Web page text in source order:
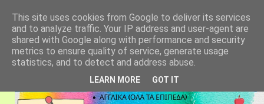
This site uses cookies from Google to deliver its services
and to analyze traffic. Your IP address and user-agent are
shared with Google along with performance and security
metrics to ensure quality of service, generate usage
statistics, and to detect and address abuse.
LEARN MORE GOT IT